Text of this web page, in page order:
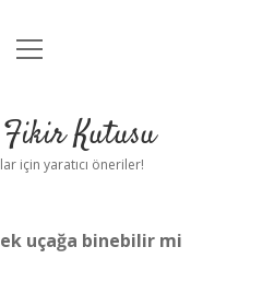
Anasayfa
Uyarı
menüyü
Kutusu
için yaratıcı öneriler!
uçağa binebilir mi